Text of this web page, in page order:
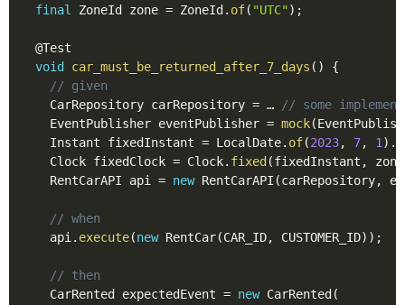
final ZoneId zone = ZoneId . of( "UTC") ;
@Test
void
car_must_be_returned_after_7_days ( )
{
// given
    CarRepository carRepository
= …
// some
    EventPublisher eventPublisher
= mock(
    Instant fixedInstant
= LocalDate. of(2023, 7, 1) .
    Clock fixedClock
= Clock. fixed (fixedInstant , zone
    RentCarAPI api
= new RentCarAPI (carRepository,
// when
    api
. execute(new RentCar(CAR_ID, CUSTOMER_ID) ) ;
// then
    CarRented expectedEvent
= new CarRented (